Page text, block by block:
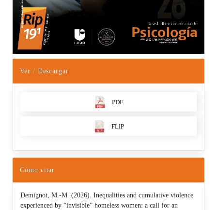
Ver / Descargar
PDF
FLIP
Cómo citar
Demignot, M.-M. (2026). Inequalities and cumulative violence
experienced by “invisible” homeless women: a call for an